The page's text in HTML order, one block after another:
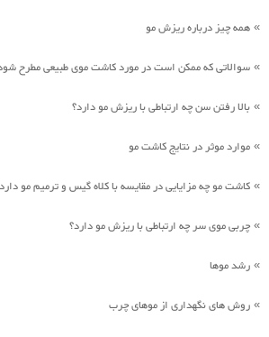
» همه چیز درباره ریزش مو
» سوالاتی که ممکن است در مورد کاشت موی طبیعی مطرح
» بالا رفتن سن چه ارتباطی با ریزش مو دارد؟
» موارد موثر در نتایج کاشت مو
» کاشت مو چه مزایایی در مقایسه با کلاه گیس و ترمیم مو
» چربی موی سر چه ارتباطی با ریزش مو دارد؟
» رشد موها
» روش های نگهداری از موهای چرب